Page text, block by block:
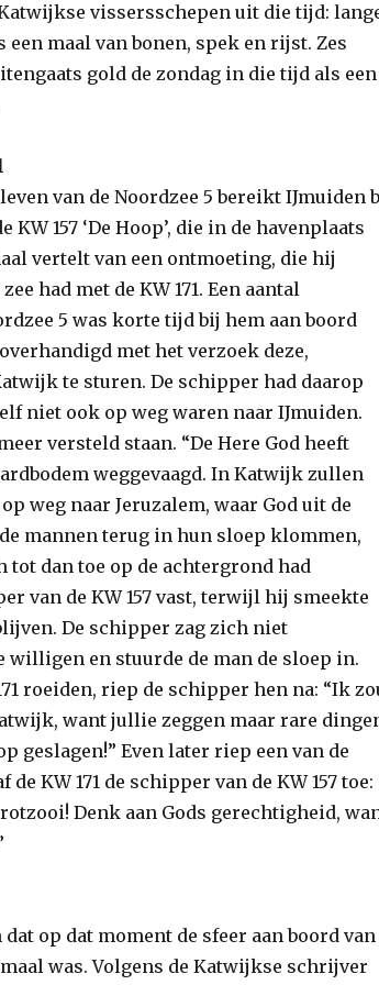
vissersschepen uit die tijd:
een maal van bonen, spek en rijst. Zes
gold de zondag in die tijd als een
van de Noordzee 5 bereikt IJmuiden
157 ‘De Hoop’, die in de havenplaats
vertelt van een ontmoeting, die hij
had met de KW 171. Een aantal
5 was korte tijd bij hem aan boord
met het verzoek deze,
te sturen. De schipper had daarop
niet ook op weg waren naar IJmuiden.
versteld staan. “De Here God heeft
weggevaagd. In Katwijk zullen
weg naar Jeruzalem, waar God uit de
mannen terug in hun sloep klommen,
tot dan toe op de achtergrond had
van de KW 157 vast, terwijl hij smeekte
De schipper zag zich niet
willigen en stuurde de man de sloep in.
roeiden, riep de schipper hen na: “Ik
want jullie zeggen maar rare
geslagen!” Even later riep een van de
KW 171 de schipper van de KW 157 toe:
Denk aan Gods gerechtigheid,
op dat moment de sfeer aan boord van
was. Volgens de Katwijkse schrijver